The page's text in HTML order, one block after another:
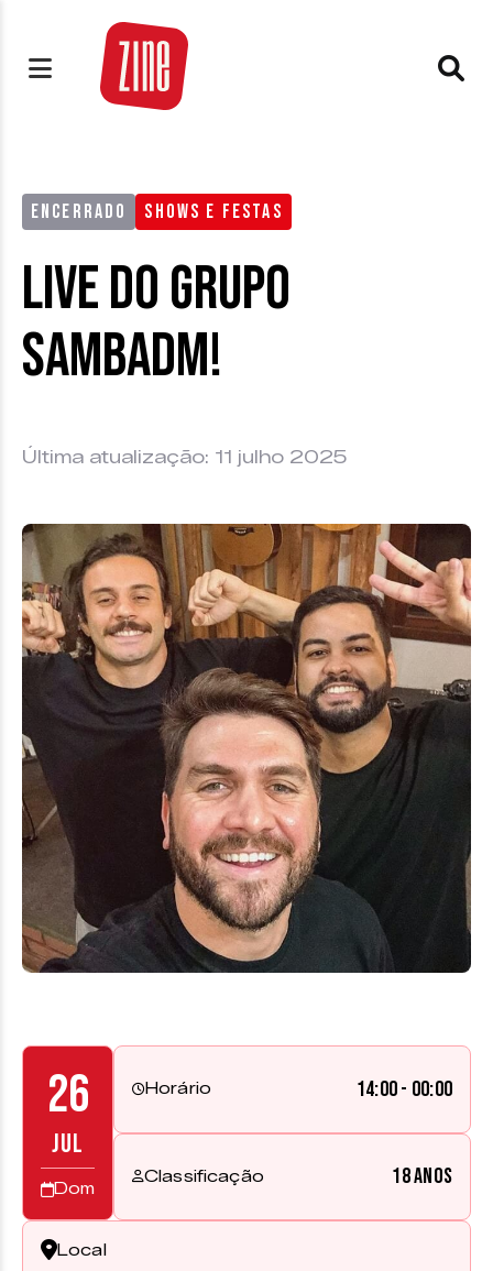
ENCERRADO SHOWS E FESTAS
Live do grupo
SambAdm!
Última atualização: 11 julho 2025
26
JUL
Dom
Horário 14:00 - 00:00
Classificação 18 anos
Local